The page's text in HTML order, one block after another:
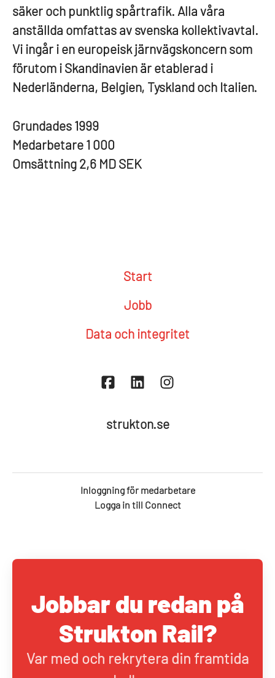
säker och punktlig spårtrafik. Alla våra
anställda omfattas av svenska kollektivavtal.
Vi ingår i en europeisk järnvägskoncern som
förutom i Skandinavien är etablerad i
Nederländerna, Belgien, Tyskland och Italien.
Grundades 1999
Medarbetare 1 000
Omsättning 2,6 MD SEK
Start
Jobb
Data och integritet
strukton.se
Inloggning för medarbetare
Logga in till Connect
Jobbar du redan på
Strukton Rail?
Var med och rekrytera din framtida